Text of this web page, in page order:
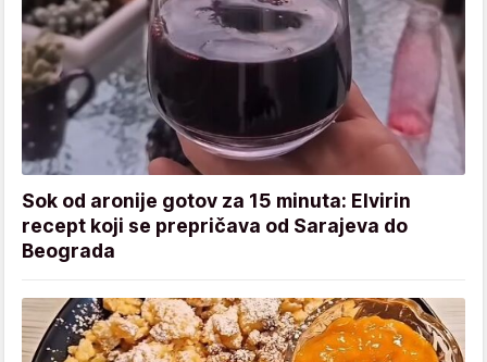
Sok od aronije gotov za 15 minuta: Elvirin
recept koji se prepričava od Sarajeva do
Beograda